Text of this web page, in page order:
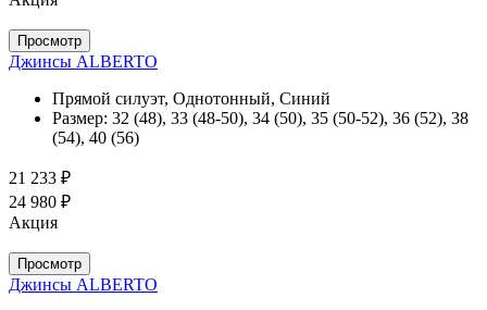
Просмотр
Джинсы ALBERTO
Прямой силуэт, Однотонный, Синий
Размер: 32 (48), 33 (48-50), 34 (50), 35 (50-52), 36 (52), 38
(54), 40 (56)
21 233 ₽
24 980 ₽
Акция
Просмотр
Джинсы ALBERTO